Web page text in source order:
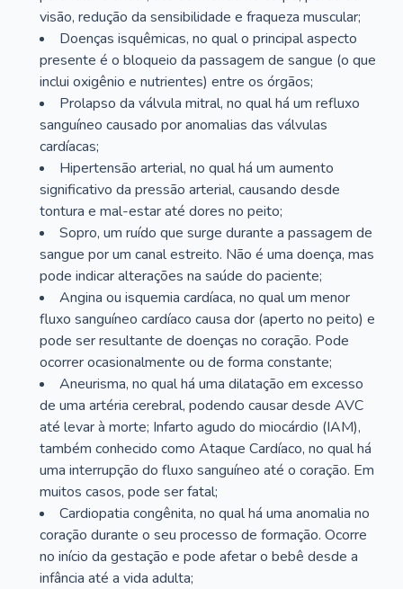
visão, redução da sensibilidade e fraqueza muscular;
Doenças isquêmicas, no qual o principal aspecto
presente é o bloqueio da passagem de sangue (o que
inclui oxigênio e nutrientes) entre os órgãos;
Prolapso da válvula mitral, no qual há um refluxo
sanguíneo causado por anomalias das válvulas
cardíacas;
Hipertensão arterial, no qual há um aumento
significativo da pressão arterial, causando desde
tontura e mal-estar até dores no peito;
Sopro, um ruído que surge durante a passagem de
sangue por um canal estreito. Não é uma doença, mas
pode indicar alterações na saúde do paciente;
Angina ou isquemia cardíaca, no qual um menor
fluxo sanguíneo cardíaco causa dor (aperto no peito) e
pode ser resultante de doenças no coração. Pode
ocorrer ocasionalmente ou de forma constante;
Aneurisma, no qual há uma dilatação em excesso
de uma artéria cerebral, podendo causar desde AVC
até levar à morte; Infarto agudo do miocárdio (IAM),
também conhecido como Ataque Cardíaco, no qual há
uma interrupção do fluxo sanguíneo até o coração. Em
muitos casos, pode ser fatal;
Cardiopatia congênita, no qual há uma anomalia no
coração durante o seu processo de formação. Ocorre
no início da gestação e pode afetar o bebê desde a
infância até a vida adulta;